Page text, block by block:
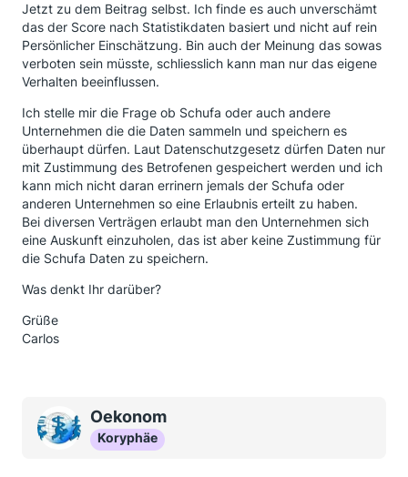
Jetzt zu dem Beitrag selbst. Ich finde es auch unverschämt
das der Score nach Statistikdaten basiert und nicht auf rein
Persönlicher Einschätzung. Bin auch der Meinung das sowas
verboten sein müsste, schliesslich kann man nur das eigene
Verhalten beeinflussen.
Ich stelle mir die Frage ob Schufa oder auch andere
Unternehmen die die Daten sammeln und speichern es
überhaupt dürfen. Laut Datenschutzgesetz dürfen Daten nur
mit Zustimmung des Betrofenen gespeichert werden und ich
kann mich nicht daran errinern jemals der Schufa oder
anderen Unternehmen so eine Erlaubnis erteilt zu haben.
Bei diversen Verträgen erlaubt man den Unternehmen sich
eine Auskunft einzuholen, das ist aber keine Zustimmung für
die Schufa Daten zu speichern.
Was denkt Ihr darüber?
Grüße
Carlos
Oekonom
Koryphäe